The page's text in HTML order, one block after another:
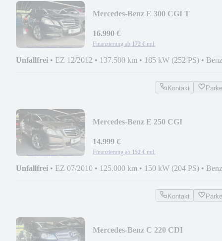
Mercedes-Benz E 300 CGI T
16.990 €
Finanzierung ab 172 € mtl.
Unfallfrei • EZ 12/2012 • 137.500 km • 185 kW (252 PS) •
Kontakt
Mercedes-Benz E 250 CGI
14.999 €
Finanzierung ab 152 € mtl.
Unfallfrei • EZ 07/2010 • 125.000 km • 150 kW (204 PS) •
Kontakt
Mercedes-Benz C 220 CDI